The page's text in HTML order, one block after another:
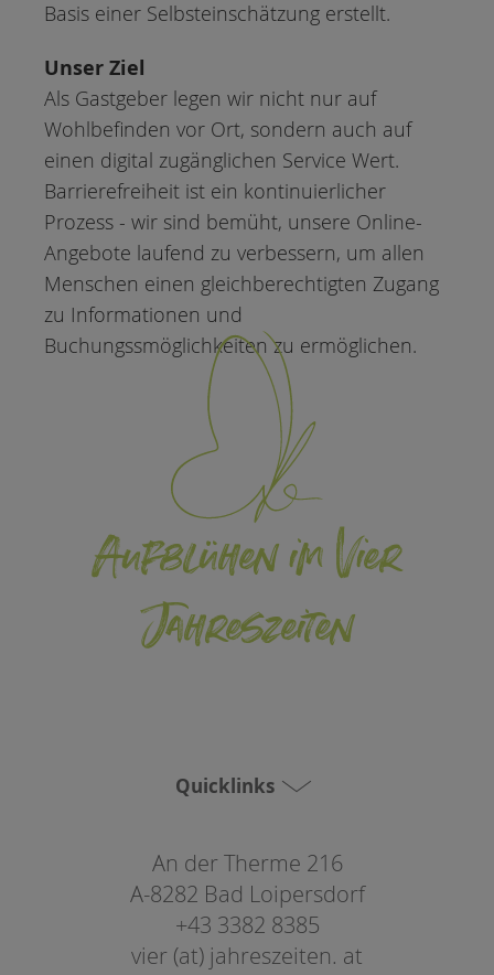
Basis einer Selbsteinschätzung erstellt.
Unser Ziel
Als Gastgeber legen wir nicht nur auf
Wohlbefinden vor Ort, sondern auch auf
einen digital zugänglichen Service Wert.
Barrierefreiheit ist ein kontinuierlicher
Prozess - wir sind bemüht, unsere Online-
Angebote laufend zu verbessern, um allen
Menschen einen gleichberechtigten Zugang
zu Informationen und
Buchungssmöglichkeiten zu ermöglichen.
Aufblühen im Vier
Jahreszeiten
Quicklinks
An der Therme 216
A-8282 Bad Loipersdorf
+43 3382 8385
vier (at) jahreszeiten. at